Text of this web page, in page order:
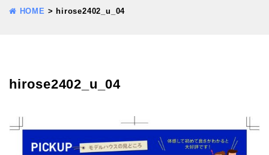
HOME > hirose2402_u_04
hirose2402_u_04